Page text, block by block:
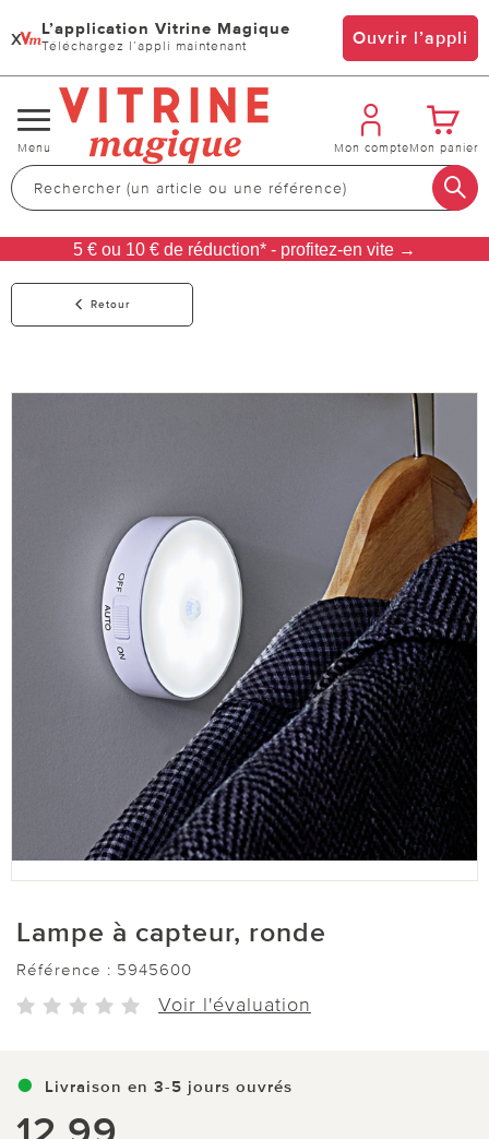
x L’application Vitrine Magique
Téléchargez l’appli maintenant Ouvrir l’appli
Changer
de
navigation
Menu Mon compteMon panier
5 € ou 10 € de réduction* - profitez-en vite →
Retour
Lampe à capteur, ronde
Référence : 5945600
Voir l'évaluation
Livraison en 3-5 jours ouvrés